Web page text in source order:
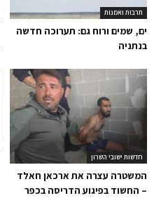
תרבות ואמנות
ים, שמים ורוח גם: תערוכה חדשה
בנתניה
חדשות ישובי השרון
המשטרה עצרה את ארכאן חאלד
– החשוד בפיגוע הדריסה בכפר